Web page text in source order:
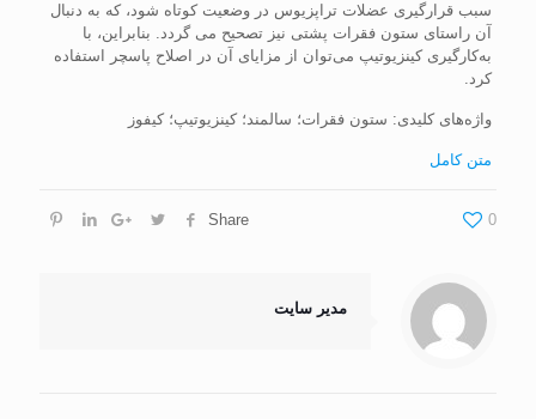
سبب قرارگیری عضلات تراپزیوس در وضعیت کوتاه شود، که به دنبال
آن راستای ستون فقرات پشتی نیز تصحیح می گردد. بنابراین، با
به‌کارگیری کینزیوتیپ می‌توان از مزایای آن در اصلاح پاسچر استفاده
کرد.
واژه‌های کلیدی: ستون فقرات؛ سالمند؛ کینزیوتیپ؛ کیفوز
متن کامل
Share 0
مدیر سایت